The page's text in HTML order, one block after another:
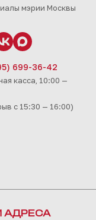
мэрии Москвы
699-36-42
касса, 10:00 —
с 15:30 — 16:00)
АДРЕСА